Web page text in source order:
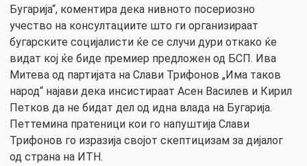
Бугарија“, коментира дека нивното посериозно
учество на консултациите што ги организираат
бугарските социјалисти ќе се случи дури откако ќе
видат кој ќе биде премиер предложен од БСП. Ива
Митева од партијата на Слави Трифонов „Има таков
народ“ најави дека инсистираат Асен Василев и Кирил
Петков да не бидат дел од идна влада на Бугарија.
Петтемина пратеници кои го напуштија Слави
Трифонов го изразија својот скептицизам за дијалог
од страна на ИТН.